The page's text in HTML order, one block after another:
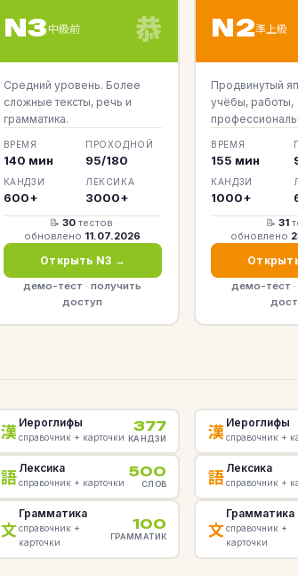
N3中級前 恭
Средний уровень. Более
сложные тексты, речь и
грамматика.
ВРЕМЯ
140 мин
ПРОХОДНОЙ
95/180
КАНДЗИ
600+
ЛЕКСИКА
3000+
📝 30тестов·
обновлено 11.07.2026
Открыть N3 →
демо-тест ·получить
доступ
N2準上級
Продвинутый
учёбы, работы,
ВРЕМЯ
155 мин
КАНДЗИ
1000+
📝 31
обновлено
демо-тест
漢 Иероглифы
справочник + карточки
377
КАНДЗИ
語 Лексика
справочник + карточки
500
СЛОВ
文
Грамматика
справочник +
карточки
100
ГРАММАТИК
漢 Иероглифы
справочник +
語 Лексика
справочник +
文
Грамматика
справочник +
карточки